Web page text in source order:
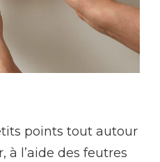
points tout autour
à l’aide des feutres